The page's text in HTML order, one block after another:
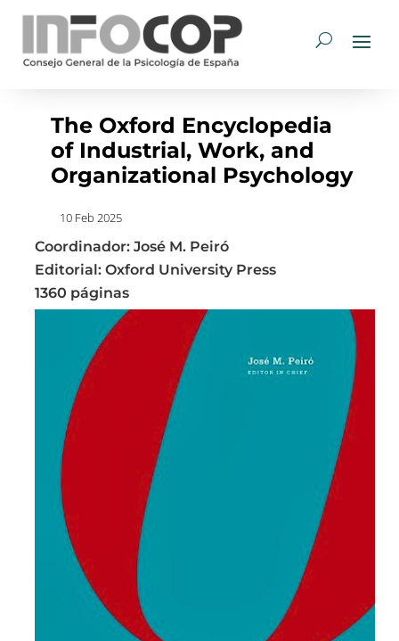
The Oxford Encyclopedia
of Industrial, Work, and
Organizational Psychology
10 Feb 2025
Coordinador: José M. Peiró
Editorial: Oxford University Press
1360 páginas